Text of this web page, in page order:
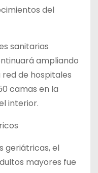
del
sanitarias
ampliando
de hospitales
camas en la
interior.
geriátricas, el
mayores fue